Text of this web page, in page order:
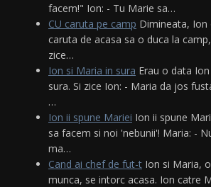
facem!" Ion: - Tu Marie sa…
CU caruta pe camp Dimineata, Ion
caruta de acasa sa o duca la
zice…
Ion si Maria in sura Erau o data
sura. Si zice Ion: - Maria da jos
…
Ion ii spune Mariei Ion ii spune
sa facem si noi 'nebunii'! Maria: -
ma…
Cand ai chef de fut-t Ion si Maria,
munca, se intorc acasa. Ion catre